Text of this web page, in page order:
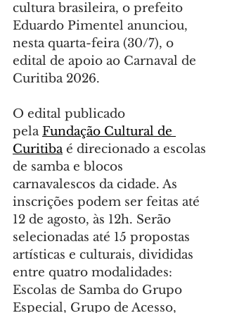
cultura brasileira, o prefeito
Eduardo Pimentel anunciou,
nesta quarta-feira (30/7), o
edital de apoio ao Carnaval de
Curitiba 2026.
O edital publicado
pela Fundação Cultural de
Curitiba é direcionado a escolas
de samba e blocos
carnavalescos da cidade. As
inscrições podem ser feitas até
12 de agosto, às 12h. Serão
selecionadas até 15 propostas
artísticas e culturais, divididas
entre quatro modalidades:
Escolas de Samba do Grupo
Especial, Grupo de Acesso,